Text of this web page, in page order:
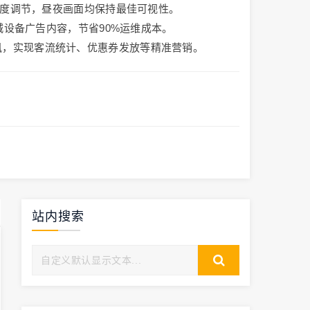
调节，昼夜画面均保持最佳可视性。
备广告内容，节省90%运维成本。
实现客流统计、优惠券发放等精准营销。
站内搜索